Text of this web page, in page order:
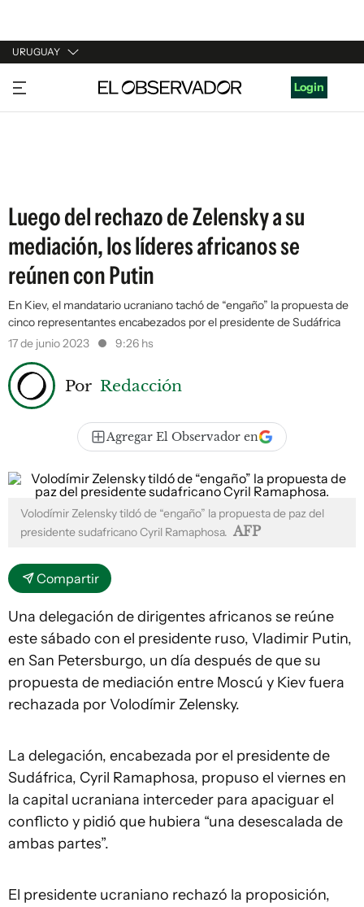
URUGUAY
URUGUAY
ARGENTINA
Login
Luego del rechazo de Zelensky a su
mediación, los líderes africanos se
reúnen con Putin
En Kiev, el mandatario ucraniano tachó de “engaño” la propuesta de
cinco representantes encabezados por el presidente de Sudáfrica
17 de junio 2023
9:26 hs
Por Redacción
Agregar El Observador en
Volodímir Zelensky tildó de “engaño” la propuesta de paz del
presidente sudafricano Cyril Ramaphosa. AFP
Compartir
Una delegación de dirigentes africanos se reúne
este sábado con el presidente ruso, Vladimir Putin,
en San Petersburgo, un día después de que su
propuesta de mediación entre Moscú y Kiev fuera
rechazada por Volodímir Zelensky.
La delegación, encabezada por el presidente de
Sudáfrica, Cyril Ramaphosa, propuso el viernes en
la capital ucraniana interceder para apaciguar el
conflicto y pidió que hubiera “una desescalada de
ambas partes”.
El presidente ucraniano rechazó la proposición,